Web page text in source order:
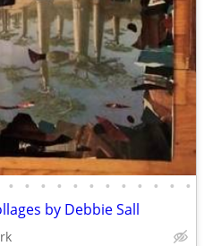
• • • • • • • • • • • •
by Debbie Sall